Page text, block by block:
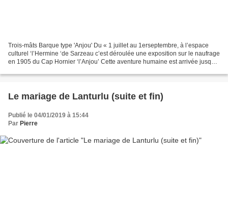
Trois-mâts Barque type 'Anjou' Du « 1 juillet au 1erseptembre, à l’espace
culturel ‘l’Hermine ‘de Sarzeau c’est déroulée une exposition sur le naufrage
en 1905 du Cap Hornier ‘l’Anjou’ Cette aventure humaine est arrivée jusqu’à
Le mariage de Lanturlu (suite et fin)
Publié le 04/01/2019 à 15:44
Par Pierre